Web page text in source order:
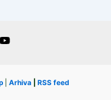
Arhiva RSS feed